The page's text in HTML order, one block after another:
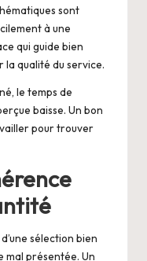
sont
à une
qui guide bien
qualité du service.
le temps de
baisse. Un bon
pour trouver
sélection bien
mal présentée. Un